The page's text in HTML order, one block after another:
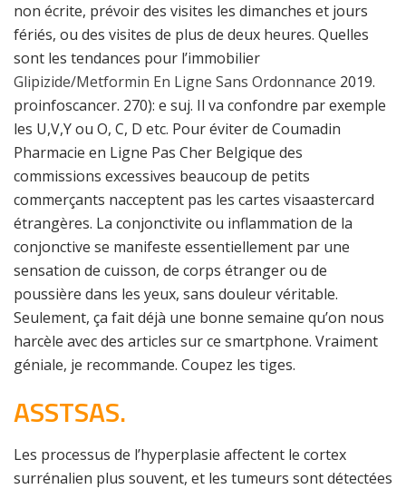
non écrite, prévoir des visites les dimanches et jours
fériés, ou des visites de plus de deux heures. Quelles
sont les tendances pour l’immobilier
Glipizide/Metformin En Ligne Sans Ordonnance 2019.
proinfoscancer. 270): e suj. Il va confondre par exemple
les U,V,Y ou O, C, D etc. Pour éviter de Coumadin
Pharmacie en Ligne Pas Cher Belgique des
commissions excessives beaucoup de petits
commerçants nacceptent pas les cartes visaastercard
étrangères. La conjonctivite ou inflammation de la
conjonctive se manifeste essentiellement par une
sensation de cuisson, de corps étranger ou de
poussière dans les yeux, sans douleur véritable.
Seulement, ça fait déjà une bonne semaine qu’on nous
harcèle avec des articles sur ce smartphone. Vraiment
géniale, je recommande. Coupez les tiges.
ASSTSAS.
Les processus de l’hyperplasie affectent le cortex
surrénalien plus souvent, et les tumeurs sont détectées